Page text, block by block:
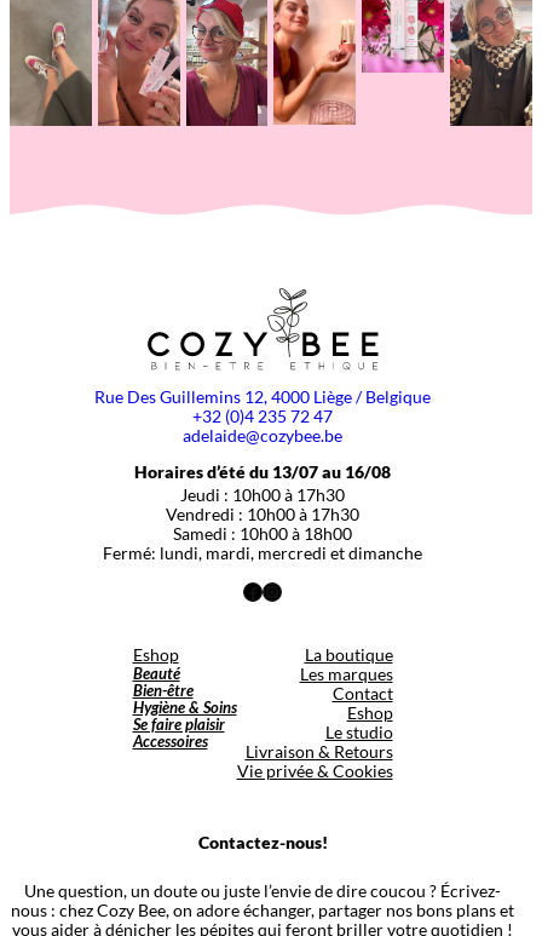
Rue Des Guillemins 12, 4000 Liège / Belgique
+32 (0)4 235 72 47
adelaide@cozybee.be
Horaires d’été du 13/07 au 16/08
Jeudi : 10h00 à 17h30
Vendredi : 10h00 à 17h30
Samedi : 10h00 à 18h00
Fermé: lundi, mardi, mercredi et dimanche
Facebook
Instagram
Eshop
Beauté
Bien-être
Hygiène & Soins
Se faire plaisir
Accessoires
La boutique
Les marques
Contact
Eshop
Le studio
Livraison & Retours
Vie privée & Cookies
Contactez-nous!
Une question, un doute ou juste l’envie de dire coucou ? Écrivez-
nous : chez Cozy Bee, on adore échanger, partager nos bons plans et
vous aider à dénicher les pépites qui feront briller votre quotidien !